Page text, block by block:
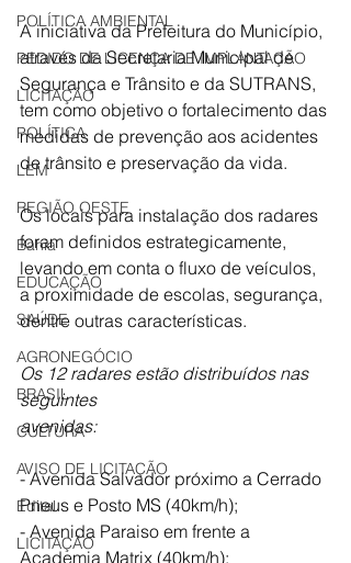
POLÍTICA AMBIENTAL
PEDIDO DE LICENÇA DE IMPLANTAÇÃO
LICITAÇÃO
POLÍTICA
LEM
REGIÃO OESTE
Bahia
EDUCAÇÃO
SAÚDE
AGRONEGÓCIO
BRASIL
CULTURA
AVISO DE LICITAÇÃO
Edital
LICITAÇÃO
A iniciativa da Prefeitura do Município,
através da Secretaria Municipal de
Segurança e Trânsito e da SUTRANS,
tem como objetivo o fortalecimento das
medidas de prevenção aos acidentes
de trânsito e preservação da vida.
Os locais para instalação dos radares
foram definidos estrategicamente,
levando em conta o fluxo de veículos,
a proximidade de escolas, segurança,
dentre outras características.
Os 12 radares estão distribuídos nas
seguintes
avenidas:
- Avenida Salvador próximo a Cerrado
Pneus e Posto MS (40km/h);
- Avenida Paraiso em frente a
Academia Matrix (40km/h);